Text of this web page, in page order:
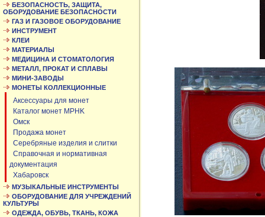
БЕЗОПАСНОСТЬ, ЗАЩИТА,
ОБОРУДОВАНИЕ БЕЗОПАСНОСТИ
ГАЗ И ГАЗОВОЕ ОБОРУДОВАНИЕ
ИНСТРУМЕНТ
КЛЕИ
МАТЕРИАЛЫ
МЕДИЦИНА И СТОМАТОЛОГИЯ
МЕТАЛЛ, ПРОКАТ И СПЛАВЫ
МИНИ-ЗАВОДЫ
МОНЕТЫ КОЛЛЕКЦИОННЫЕ
Аксессуары для монет
Каталог монет MPHK
Омск
Продажа монет
Серебряные изделия и слитки
Справочная и нормативная
документация
Хабаровск
МУЗЫКАЛЬНЫЕ ИНСТРУМЕНТЫ
ОБОРУДОВАНИЕ ДЛЯ УЧРЕЖДЕНИЙ
КУЛЬТУРЫ
ОДЕЖДА, ОБУВЬ, ТКАНЬ, КОЖА